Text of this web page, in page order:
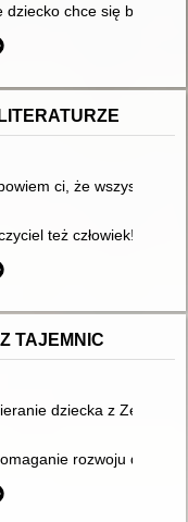
społeczny dziecka
dziecko chce się bawić
według ICD-11
ci, że wszystko
też człowiek! : jak
TAJEMNIC
ich rodzin i
dziecka z
i zespołem
rozwoju